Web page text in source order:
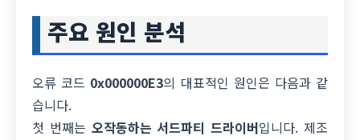
주요 원인 분석
오류 코드 0x000000E3의 대표적인 원인은 다음과 같
습니다.
첫 번째는 오작동하는 서드파티 드라이버입니다. 제조